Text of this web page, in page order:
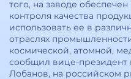
того, на заводе
контроля качества
использовать ее в
отраслях
космической, атомной,
сообщил вице-президент
Лобанов, на российском